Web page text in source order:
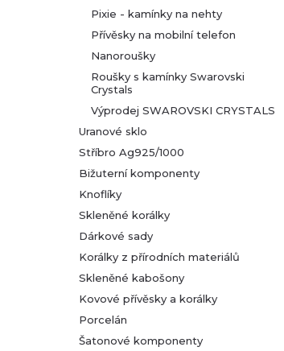
Pixie - kamínky na nehty
Přívěsky na mobilní telefon
Nanoroušky
Roušky s kamínky Swarovski
Crystals
Výprodej SWAROVSKI CRYSTALS
Uranové sklo
Stříbro Ag925/1000
Bižuterní komponenty
Knoflíky
Skleněné korálky
Dárkové sady
Korálky z přírodních materiálů
Skleněné kabošony
Kovové přívěsky a korálky
Porcelán
Šatonové komponenty